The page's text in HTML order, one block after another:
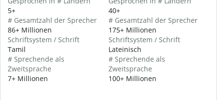
5+
# Gesamtzahl der Sprecher
86+ Millionen
Schriftsystem / Schrift
Tamil
# Sprechende als
Zweitsprache
7+ Millionen
40+
# Gesamtzahl der Sprecher
175+ Millionen
Schriftsystem / Schrift
Lateinisch
# Sprechende als
Zweitsprache
100+ Millionen